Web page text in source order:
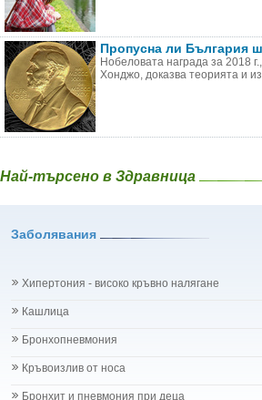
Пропусна ли България
Нобеловата награда за 2018
Хонджо, доказва теорията и
Най-търсено в Здравница
Заболявания
Хипертония - високо кръвно налягане
Кашлица
Бронхопневмония
Кръвоизлив от носа
Бронхит и пневмония при деца